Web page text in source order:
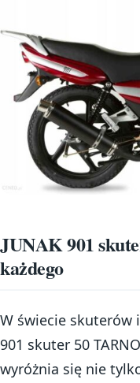
JUNAK 901
każdego
W świecie skuterów
901 skuter 50
wyróżnia się nie